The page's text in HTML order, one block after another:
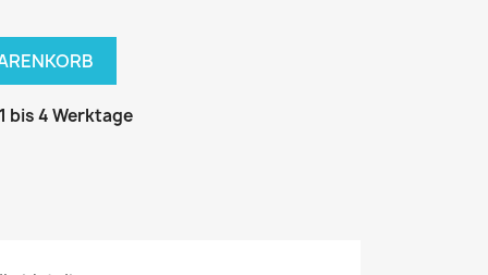
Metal Hammer
Rat
bis 4 Werktage